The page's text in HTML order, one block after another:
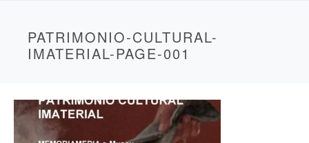
PATRIMONIO-CULTURAL-
IMATERIAL-PAGE-001